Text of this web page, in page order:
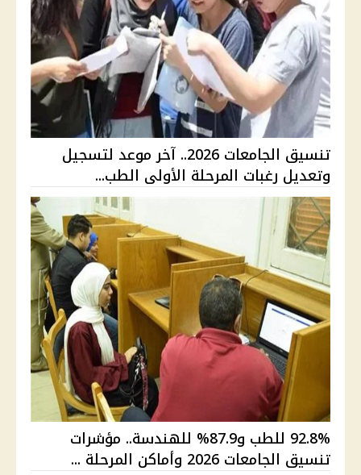
تنسيق الجامعات 2026.. آخر موعد لتسجيل
وتعديل رغبات المرحلة الأولى الطب...
92.8% للطب و87.9% للهندسة.. مؤشرات
تنسيق الجامعات 2026 وأماكن المرحلة ...